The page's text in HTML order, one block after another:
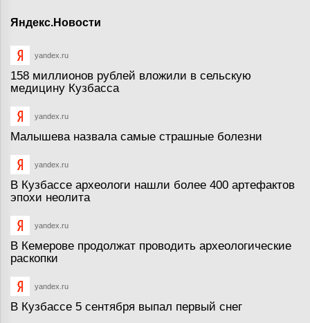
Яндекс.Новости
yandex.ru
158 миллионов рублей вложили в сельскую
медицину Кузбасса
yandex.ru
Малышева назвала самые страшные болезни
yandex.ru
В Кузбассе археологи нашли более 400 артефактов
эпохи неолита
yandex.ru
В Кемерове продолжат проводить археологические
раскопки
yandex.ru
В Кузбассе 5 сентября выпал первый снег